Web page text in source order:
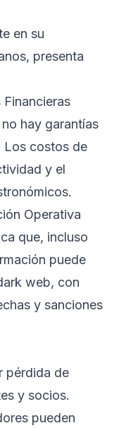
en su
presenta
hay garantías
Los costos de
y el
Operativa
que, incluso
puede
web, con
y sanciones
pérdida de
y socios.
pueden